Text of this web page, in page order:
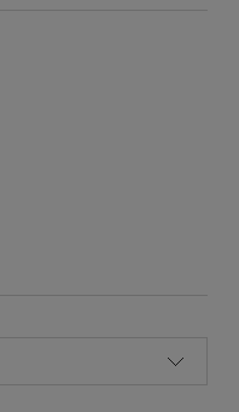
płatności